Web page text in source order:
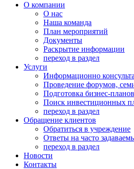
О компании
О нас
Наша команда
План мероприятий
Документы
Раскрытие информации
переход в раздел
Услуги
Информационно
Проведение форумов,
Подготовка бизнес-планов
Поиск инвестиционных
переход в раздел
Обращение клиентов
Обратиться в учреждение
Ответы на часто
переход в раздел
Новости
Контакты